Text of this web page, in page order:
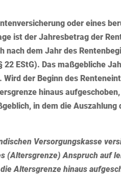
oder eines
ist der Jahresbetrag der
nach demJahr des
EStG). Das maßgebliche
Wird der Beginn des
hinaus
in dem die Auszahlung
Versorgungskasse
(Altersgrenze) Anspruch auf
Altersgrenze hinaus